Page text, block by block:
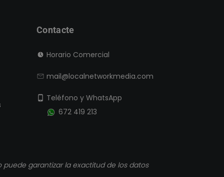
Contacte
Horario Comercial
mail@localnetworkmedia.com
Teléfono y WhatsApp
672 419 213
garantizar la exactitud de los datos